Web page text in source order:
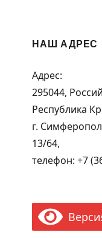
НАШ АДРЕС
Адрес:
295044,
Республика
г.
13/64,
телефон: +7